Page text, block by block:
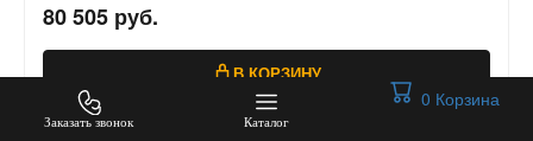
Заказать звонок Каталог
0 Корзина
80 505 руб.
В КОРЗИНУ